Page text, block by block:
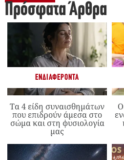
Πρόσφατα Άρθρα
ΕΝΔΙΑΦΈΡΟΝΤΑ
Τα 4 είδη συναισθημάτων
που επιδρούν άμεσα στο
σώμα και στη φυσιολογία
μας